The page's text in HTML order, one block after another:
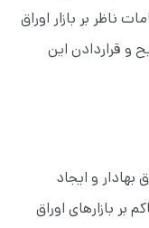
ناظر بر بازار اوراق
و قراردادن این
و ایجاد
بازارهای اوراق